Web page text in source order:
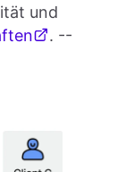
und
. --